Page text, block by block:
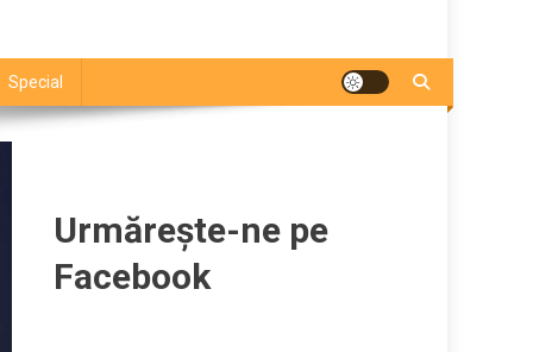
Special
Urmărește-ne pe
Facebook